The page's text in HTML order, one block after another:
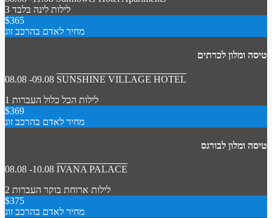
3 לילות לינה בלבד
$365
מחיר לאדם בהרכב זוג
טיסה ומלון לכרתים
08.08 -09.08 SUNSHINE VILLAGE HOTEL
1 לילות הכל כלול העברות
$369
מחיר לאדם בהרכב זוג
טיסה ומלון לבורגס
08.08 -10.08 IVANA PALACE
2 לילות ארוחת בוקר העברות
$375
מחיר לאדם בהרכב זוג